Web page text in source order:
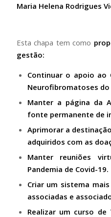
Maria Helena Rodrigues
Esta chapa tem como
gestão:
Continuar o apoio ao
Neurofibromatoses do
Manter a página da
fonte permanente de
Aprimorar a
adquiridos com as
Manter reuniões
Pandemia de Covid-19.
Criar um sistema
associadas e
Realizar um curso de